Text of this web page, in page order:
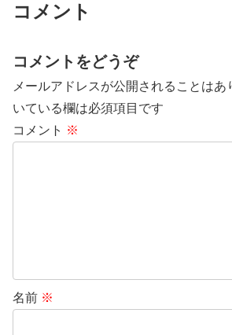
コメント
コメントをどうぞ
メールアドレスが公開されることはあ
いている欄は必須項目です
コメント ※
名前 ※